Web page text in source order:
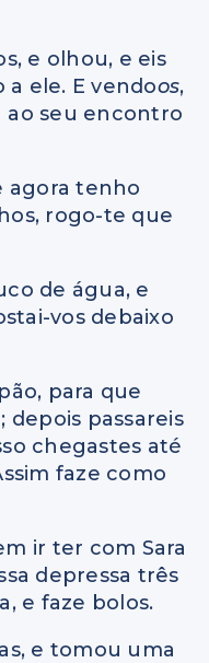
e olhou, e eis
ele. E vendoos,
ao seu encontro
agora tenho
rogo-te que
de água, e
vos debaixo
para que
depois passareis
chegastes até
faze como
ir ter com Sara
depressa três
e faze bolos.
e tomou uma